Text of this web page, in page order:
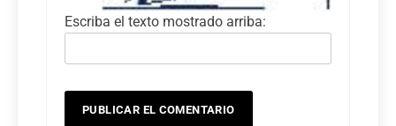
Escriba el texto mostrado arriba: